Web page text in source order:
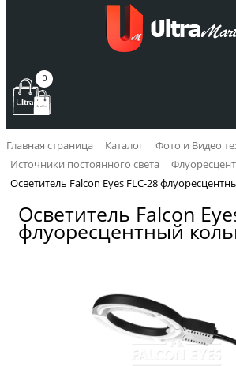
0
Главная страница Каталог
Фото и Видео
Источники постоянного света
Осветитель Falcon Eyes FLC-28
Осветитель Falcon
флуоресцентный